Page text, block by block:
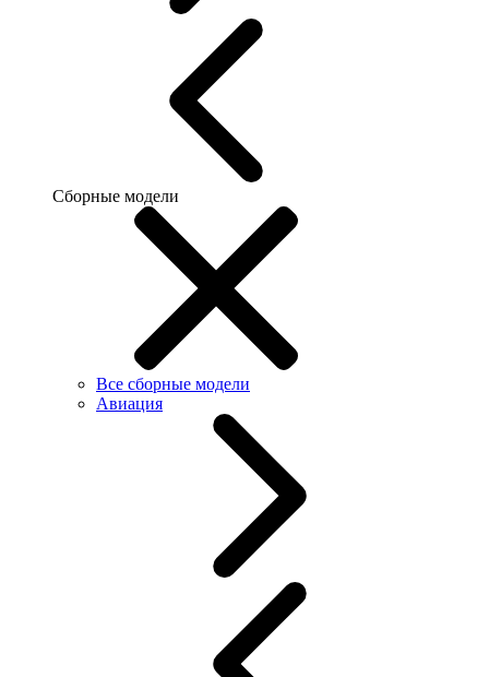
Сборные модели
Все сборные модели
Авиация